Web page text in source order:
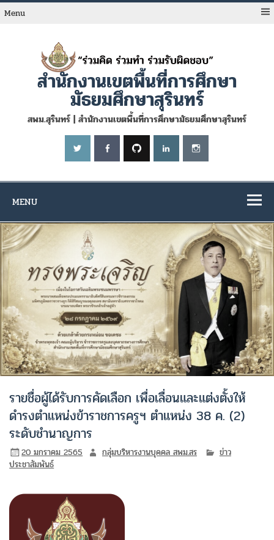
Skip
toMenu
สำนักงานเขตพื้นที่การศึกษา
มัธยมศึกษาสุรินทร์
สพม.สุรินทร์ | สำนักงานเขตพื้นที่การศึกษามัธยมศึกษาสุรินทร์
MENU
รายชื่อผู้ได้รับการคัดเลือก เพื่อเลื่อนและแต่งตั้งให้
ดำรงตำแหน่งข้าราชการครูฯ ตำแหน่ง 38 ค. (2)
ระดับชำนาญการ
20 มกราคม 2565 กลุ่มบริหารงานบุคคล สพม.สร
ข่าว
ประชาสัมพันธ์